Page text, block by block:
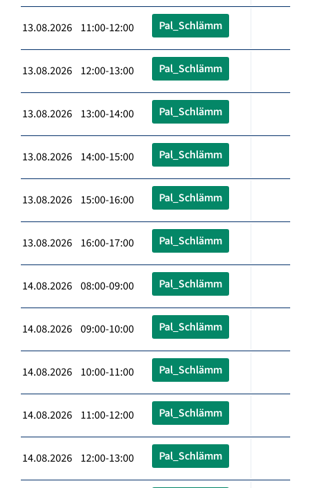
13.08.2026 11:00-12:00 Pal_Schlämm
13.08.2026 12:00-13:00 Pal_Schlämm
13.08.2026 13:00-14:00 Pal_Schlämm
13.08.2026 14:00-15:00 Pal_Schlämm
13.08.2026 15:00-16:00 Pal_Schlämm
13.08.2026 16:00-17:00 Pal_Schlämm
14.08.2026 08:00-09:00 Pal_Schlämm
14.08.2026 09:00-10:00 Pal_Schlämm
14.08.2026 10:00-11:00 Pal_Schlämm
14.08.2026 11:00-12:00 Pal_Schlämm
14.08.2026 12:00-13:00 Pal_Schlämm